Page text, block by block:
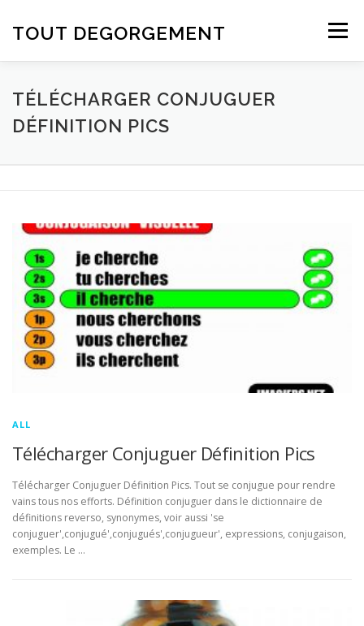
TOUT DEGORGEMENT Menu
TÉLÉCHARGER CONJUGUER
DÉFINITION PICS
ALL
Télécharger Conjuguer Définition Pics
Télécharger Conjuguer Définition Pics. Tout se conjugue pour rendre
vains tous nos efforts. Définition conjuguer dans le dictionnaire de
définitions reverso, synonymes, voir aussi 'se
conjuguer',conjugué',conjugués',conjugueur', expressions, conjugaison,
exemples. Le …